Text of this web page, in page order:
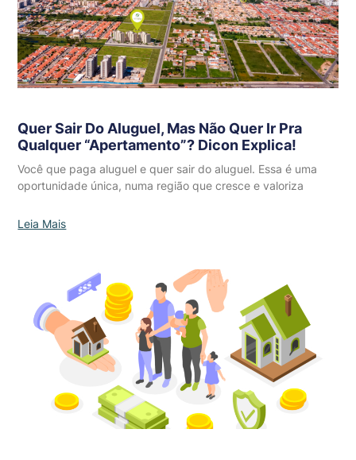
Quer Sair Do Aluguel, Mas Não Quer Ir Pra
Qualquer “apertamento”? Dicon Explica!
Você que paga aluguel e quer sair do aluguel. Essa é uma
oportunidade única, numa região que cresce e valoriza
Leia Mais